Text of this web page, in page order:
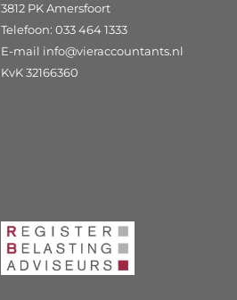
3812 PK Amersfoort
Telefoon: 033 464 1333
E-mail info@vieraccountants.nl
KvK 32166360